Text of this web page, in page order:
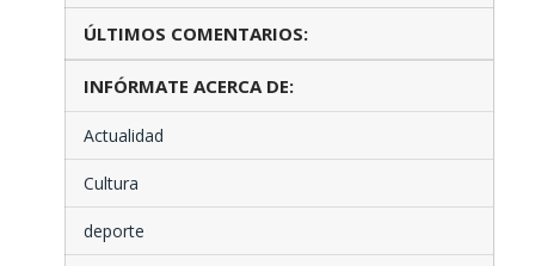
ÚLTIMOS COMENTARIOS:
INFÓRMATE ACERCA DE:
Actualidad
Cultura
deporte